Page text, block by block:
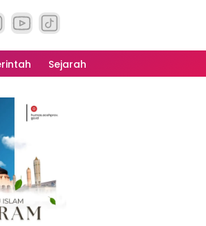
Sejarah